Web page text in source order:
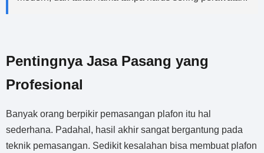
Pentingnya Jasa Pasang yang
Profesional
Banyak orang berpikir pemasangan plafon itu hal
sederhana. Padahal, hasil akhir sangat bergantung pada
teknik pemasangan. Sedikit kesalahan bisa membuat plafon